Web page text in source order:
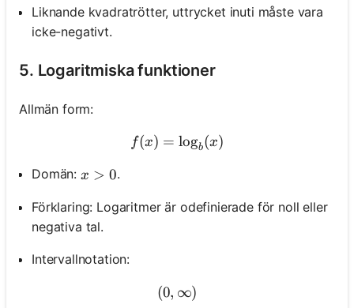
Liknande kvadratrötter, uttrycket inuti måste vara
icke-negativt.
5. Logaritmiska funktioner
Allmän form:
f(x)=\log _b(x)
f(x) = logb(x)
Domän: x>0
x > 0.
Förklaring: Logaritmer är odefinierade för noll eller
negativa tal.
Intervallnotation:
(0, \infty)
(0, ∞)